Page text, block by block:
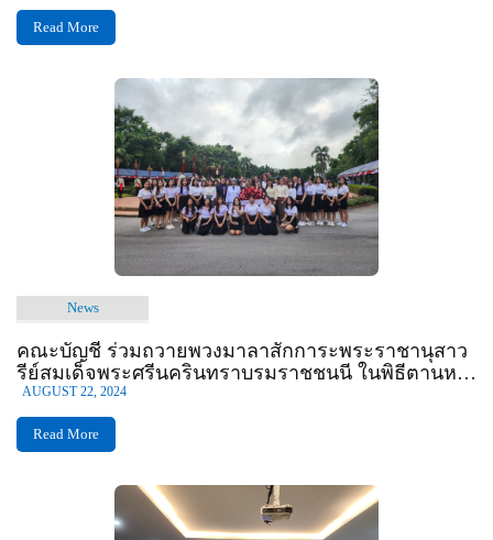
Read More
News
คณะบัญชี ร่วมถวายพวงมาลาสักการะพระราชานุสาว
รีย์สมเด็จพระศรีนครินทราบรมราชชนนี ในพิธีตานหา
แม่ฟ้าหลวง
AUGUST 22, 2024
Read More